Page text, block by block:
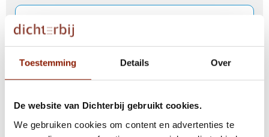
Toestemming Details Over
De website van Dichterbij gebruikt cookies.
We gebruiken cookies om content en advertenties te
Versneld booster-vaccinatie bij Down dankzij
PRIDE-studie
Begeleider Robbert: "Een duurzaam